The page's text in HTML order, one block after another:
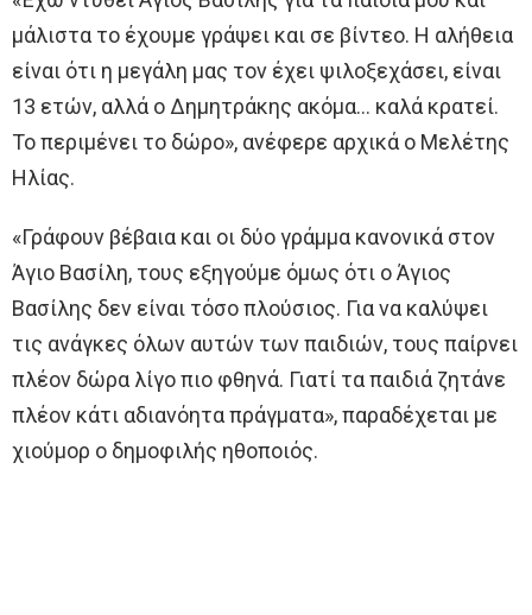
μάλιστα το έχουμε γράψει και σε βίντεο. Η αλήθεια
είναι ότι η μεγάλη μας τον έχει ψιλοξεχάσει, είναι
13 ετών, αλλά ο Δημητράκης ακόμα… καλά κρατεί.
Το περιμένει το δώρο», ανέφερε αρχικά ο Μελέτης
Ηλίας.
«Γράφουν βέβαια και οι δύο γράμμα κανονικά στον
Άγιο Βασίλη, τους εξηγούμε όμως ότι ο Άγιος
Βασίλης δεν είναι τόσο πλούσιος. Για να καλύψει
τις ανάγκες όλων αυτών των παιδιών, τους παίρνει
πλέον δώρα λίγο πιο φθηνά. Γιατί τα παιδιά ζητάνε
πλέον κάτι αδιανόητα πράγματα», παραδέχεται με
χιούμορ ο δημοφιλής ηθοποιός.